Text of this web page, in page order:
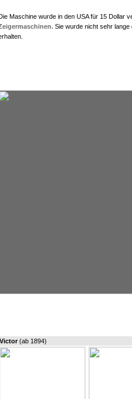
Maschine wurde in den USA für 15 Dollar
Sie wurde nicht sehr
Victor(ab 1894)